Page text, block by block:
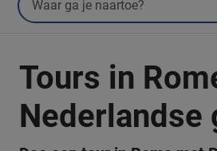
Tours in
Nederlandse